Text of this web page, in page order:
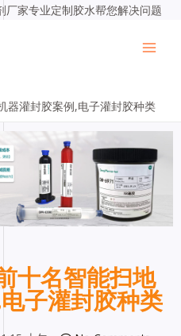
厂家专业定制胶水帮您解决问题
器灌封胶案例,电子灌封胶种类
十名智能扫地
子灌封胶种类